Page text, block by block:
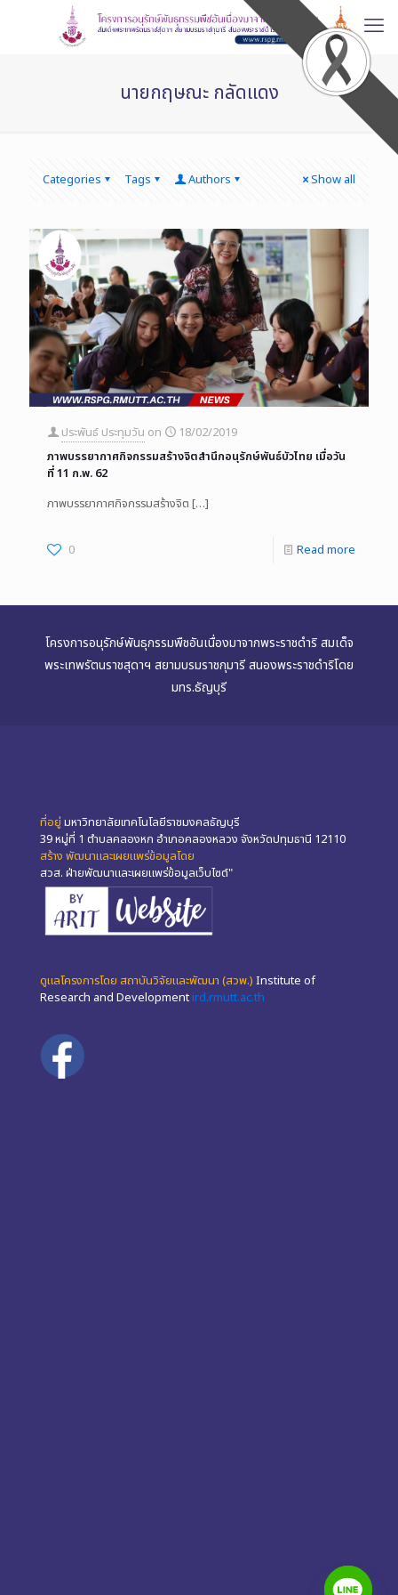
นายกฤษณะ กลัดแดง
Categories Tags Authors Show all
ประพันธ์ ประทุมวัน on
18/02/2019
ภาพบรรยากาศกิจกรรมสร้างจิตสำนึกอนุรักษ์พันธ์บัวไทย เมื่อวัน
ที่ 11 ก.พ. 62
ภาพบรรยากาศกิจกรรมสร้างจิต […]
0 Read more
โครงการอนุรักษ์พันธุกรรมพืชอันเนื่องมาจากพระราชดำริ สมเด็จ
พระเทพรัตนราชสุดาฯ สยามบรมราชกุมารี สนองพระราชดำริโดย
มทร.ธัญบุรี
ที่อยู่ มหาวิทยาลัยเทคโนโลยีราชมงคลธัญบุรี
39 หมู่ที่ 1 ตำบลคลองหก อำเภอคลองหลวง จังหวัดปทุมธานี 12110
สร้าง พัฒนาและเผยแพร่ข้อมูลโดย
สวส. ฝ่ายพัฒนาและเผยแพร่ข้อมูลเว็บไซต์"
ดูแลโครงการโดย สถาบันวิจัยและพัฒนา (สวพ.) Institute of
Research and Development ird.rmutt.ac.th